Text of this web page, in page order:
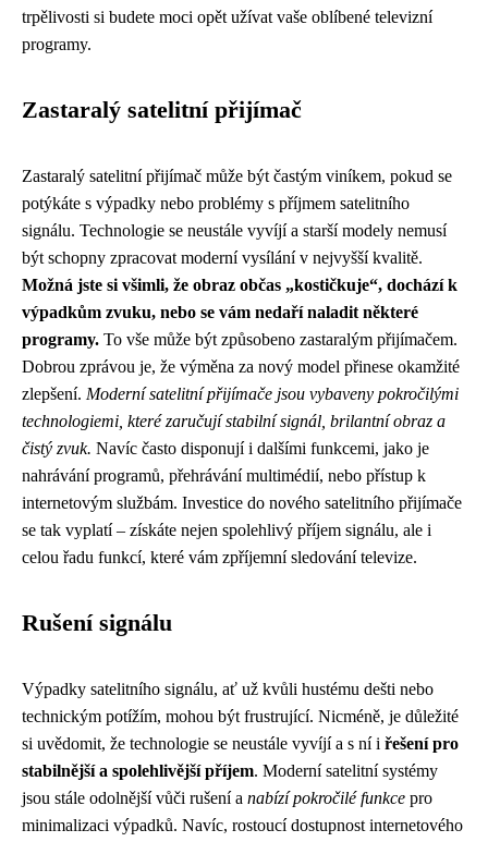
trpělivosti si budete moci opět užívat vaše oblíbené televizní
programy.
Zastaralý satelitní přijímač
Zastaralý satelitní přijímač může být častým viníkem, pokud se
potýkáte s výpadky nebo problémy s příjmem satelitního
signálu. Technologie se neustále vyvíjí a starší modely nemusí
být schopny zpracovat moderní vysílání v nejvyšší kvalitě.
Možná jste si všimli, že obraz občas „kostičkuje“, dochází k
výpadkům zvuku, nebo se vám nedaří naladit některé
programy. To vše může být způsobeno zastaralým přijímačem.
Dobrou zprávou je, že výměna za nový model přinese okamžité
zlepšení. Moderní satelitní přijímače jsou vybaveny pokročilými
technologiemi, které zaručují stabilní signál, brilantní obraz a
čistý zvuk. Navíc často disponují i dalšími funkcemi, jako je
nahrávání programů, přehrávání multimédií, nebo přístup k
internetovým službám. Investice do nového satelitního přijímače
se tak vyplatí – získáte nejen spolehlivý příjem signálu, ale i
celou řadu funkcí, které vám zpříjemní sledování televize.
Rušení signálu
Výpadky satelitního signálu, ať už kvůli hustému dešti nebo
technickým potížím, mohou být frustrující. Nicméně, je důležité
si uvědomit, že technologie se neustále vyvíjí a s ní i řešení pro
stabilnější a spolehlivější příjem. Moderní satelitní systémy
jsou stále odolnější vůči rušení a nabízí pokročilé funkce pro
minimalizaci výpadků. Navíc, rostoucí dostupnost internetového